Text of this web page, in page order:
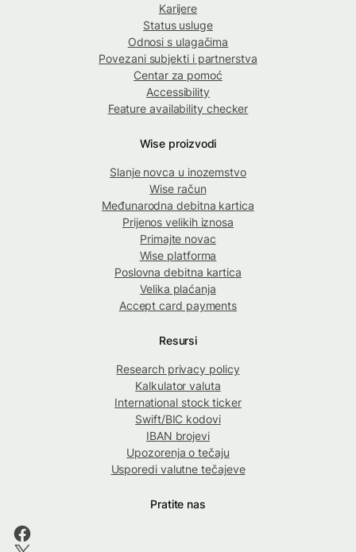
Karijere
Status usluge
Odnosi s ulagačima
Povezani subjekti i partnerstva
Centar za pomoć
Accessibility
Feature availability checker
Wise proizvodi
Slanje novca u inozemstvo
Wise račun
Međunarodna debitna kartica
Prijenos velikih iznosa
Primajte novac
Wise platforma
Poslovna debitna kartica
Velika plaćanja
Accept card payments
Resursi
Research privacy policy
Kalkulator valuta
International stock ticker
Swift/BIC kodovi
IBAN brojevi
Upozorenja o tečaju
Usporedi valutne tečajeve
Pratite nas